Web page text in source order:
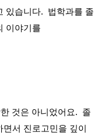
있습니다. 법학과를 졸
이야기를
한 것은 아니었어요. 졸
서 진로고민을 깊이